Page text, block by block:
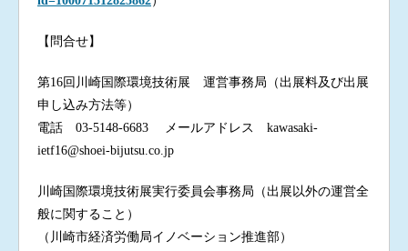
【問合せ】
第16回川崎国際環境技術展 運営事務局（出展料及び出展
申し込み方法等）
電話 03-5148-6683 メールアドレス kawasaki-
ietf16@shoei-bijutsu.co.jp
川崎国際環境技術展実行委員会事務局（出展以外の運営全
般に関すること）
（川崎市経済労働局イノベーション推進部）